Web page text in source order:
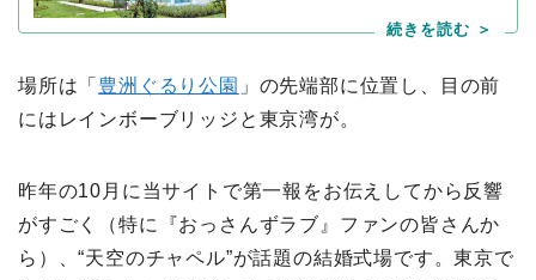
場所は「 豊洲ぐるり公園 」の先端部に位置し、目の前
にはレインボーブリッジと東京湾が。
昨年の10月に当サイトで第一報をお伝えしてから反響
がすごく（特に『おっさんずラブ』ファンの皆さんか
ら）、“天空のチャペル”が話題の結婚式場です。東京で